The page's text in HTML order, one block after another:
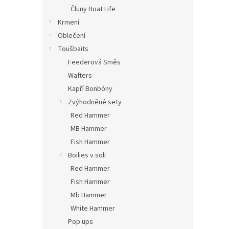
Čluny Boat Life
Krmení
Oblečení
Toušbaits
Feederová Směs
Wafters
Kapří Bonbóny
Zvýhodněné sety
Red Hammer
MB Hammer
Fish Hammer
Boilies v soli
Red Hammer
Fish Hammer
Mb Hammer
White Hammer
Pop ups